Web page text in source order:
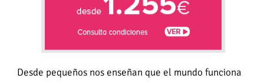
Desde pequeños nos enseñan que el mundo funciona